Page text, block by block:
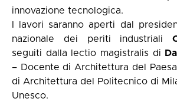
innovazione tecnologica.
I lavori saranno aperti dal
nazionale dei periti industriali
seguiti dalla lectio magistralis di
– Docente di Architettura del
di Architettura del Politecnico di
Unesco.